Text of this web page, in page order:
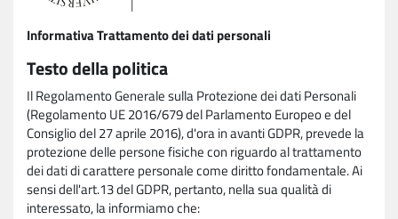
Informativa Trattamento dei dati personali
Testo della politica
Il Regolamento Generale sulla Protezione dei dati Personali
(Regolamento UE 2016/679 del Parlamento Europeo e del
Consiglio del 27 aprile 2016), d'ora in avanti GDPR, prevede la
protezione delle persone fisiche con riguardo al trattamento
dei dati di carattere personale come diritto fondamentale. Ai
sensi dell'art.13 del GDPR, pertanto, nella sua qualità di
interessato, la informiamo che: